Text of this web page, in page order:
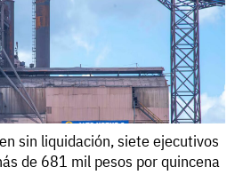
sin liquidación, siete ejecutivos
de 681 mil pesos por quincena